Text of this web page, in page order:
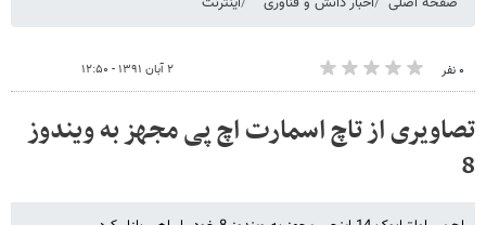
۰ نفر ۲ آبان ۱۳۹۱ - ۱۲:۵۰
تصاویری از تاچ اسمارت اچ پی مجهز به ویندوز
8